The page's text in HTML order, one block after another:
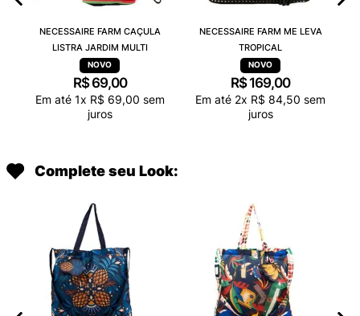
NECESSAIRE FARM CAÇULA
LISTRA JARDIM MULTI
R$ 69,00
Em até 1x R$ 69,00 sem
juros
NECESSAIRE FARM ME LEVA
TROPICAL
R$ 169,00
Em até 2x R$ 84,50 sem
juros
Complete seu Look: